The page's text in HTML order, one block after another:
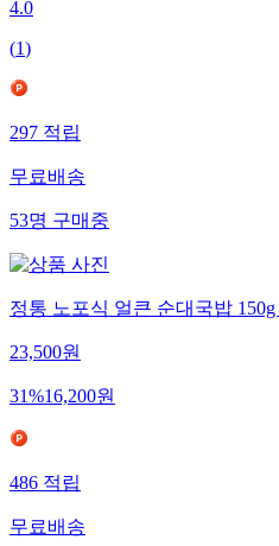
4.0
(1)
297적립
무료배송
53명구매중
정통 노포식 얼큰 순대국밥 150g
23,500원
31%16,200원
486적립
무료배송